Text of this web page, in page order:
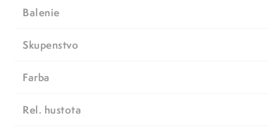
Balenie
Skupenstvo
Farba
Rel. hustota